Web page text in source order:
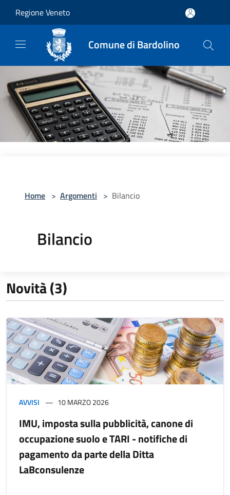
Regione Veneto
Comune di Bardolino
Home > Argomenti > Bilancio
Bilancio
Novità (3)
AVVISI 10 MARZO 2026
IMU, imposta sulla pubblicità, canone di
occupazione suolo e TARI - notifiche di
pagamento da parte della Ditta
LaBconsulenze